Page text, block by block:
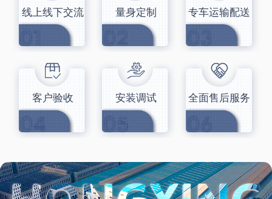
线上线下交流 量身定制 专车运输配送
客户验收 安装调试 全面售后服务